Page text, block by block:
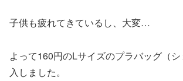
子供も疲れてきているし、大変…
よって160円のLサイズのプラバッグ（
入しました。